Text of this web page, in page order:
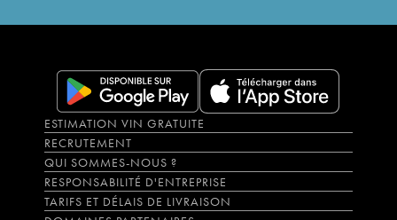
ESTIMATION VIN GRATUITE
RECRUTEMENT
QUI SOMMES-NOUS ?
RESPONSABILITÉ D'ENTREPRISE
TARIFS ET DÉLAIS DE LIVRAISON